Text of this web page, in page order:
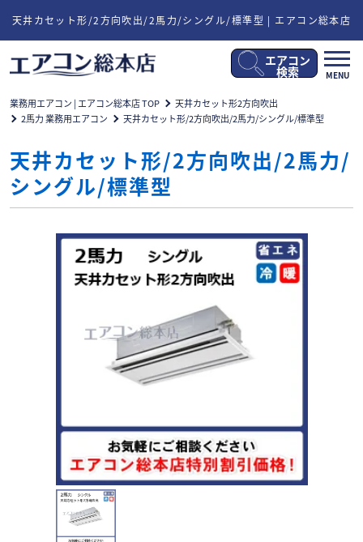
天井カセット形/2方向吹出/2馬力/シングル/標準型 | エアコン総本店
メ
ニ
MENU
エアコン
検索
業務用エアコン | エアコン総本店 TOP
天井カセット形2方向吹出
2馬力 業務用エアコン
天井カセット形/2方向吹出/2馬力/シングル/標準型
天井カセット形/2方向吹出/2馬力/
シングル/標準型